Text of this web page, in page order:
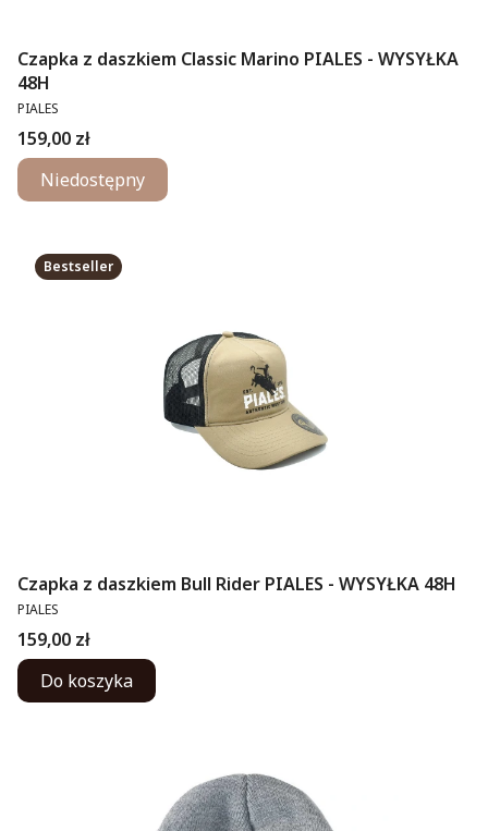
Czapka z daszkiem Classic Marino PIALES - WYSYŁKA
48H
PRODUCENT
PIALES
Cena
159,00 zł
Niedostępny
Bestseller
Czapka z daszkiem Bull Rider PIALES - WYSYŁKA 48H
PRODUCENT
PIALES
Cena
159,00 zł
Do koszyka